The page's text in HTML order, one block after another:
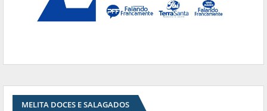
MELITA DOCES E SALAGADOS